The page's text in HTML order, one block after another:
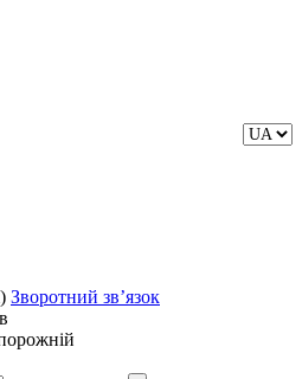
Зворотний зв’язок